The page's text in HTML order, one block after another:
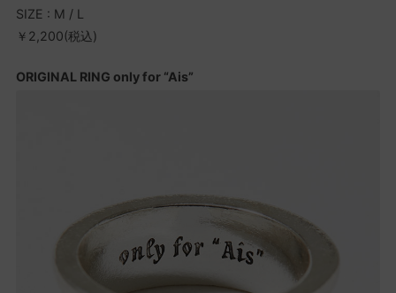
SIZE : M / L
￥2,200(税込)
ORIGINAL RING only for “Ais”